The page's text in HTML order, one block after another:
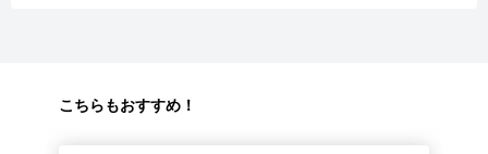
こちらもおすすめ！